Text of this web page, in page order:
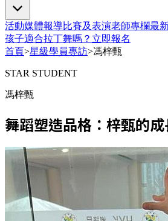
活動媒體報導比賽及表演老師專欄最
孩子適合拉丁舞嗎？ 立即報名
首頁>星級學員專訪>馮梓甄
STAR STUDENT
馮梓甄
舞蹈塑造品格：梓甄的